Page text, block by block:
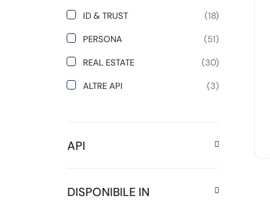
ID & TRUST
(18)
PERSONA
(51)
REAL ESTATE
(30)
ALTRE API
(3)
API
DISPONIBILE IN